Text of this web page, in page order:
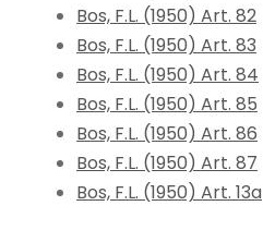
Bos, F.L. (1950) Art. 82
Bos, F.L. (1950) Art. 83
Bos, F.L. (1950) Art. 84
Bos, F.L. (1950) Art. 85
Bos, F.L. (1950) Art. 86
Bos, F.L. (1950) Art. 87
Bos, F.L. (1950) Art. 13a